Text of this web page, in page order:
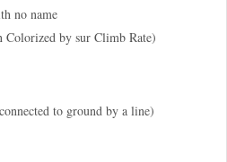
no name
Colorized by sur Climb Rate)
to ground by a line)